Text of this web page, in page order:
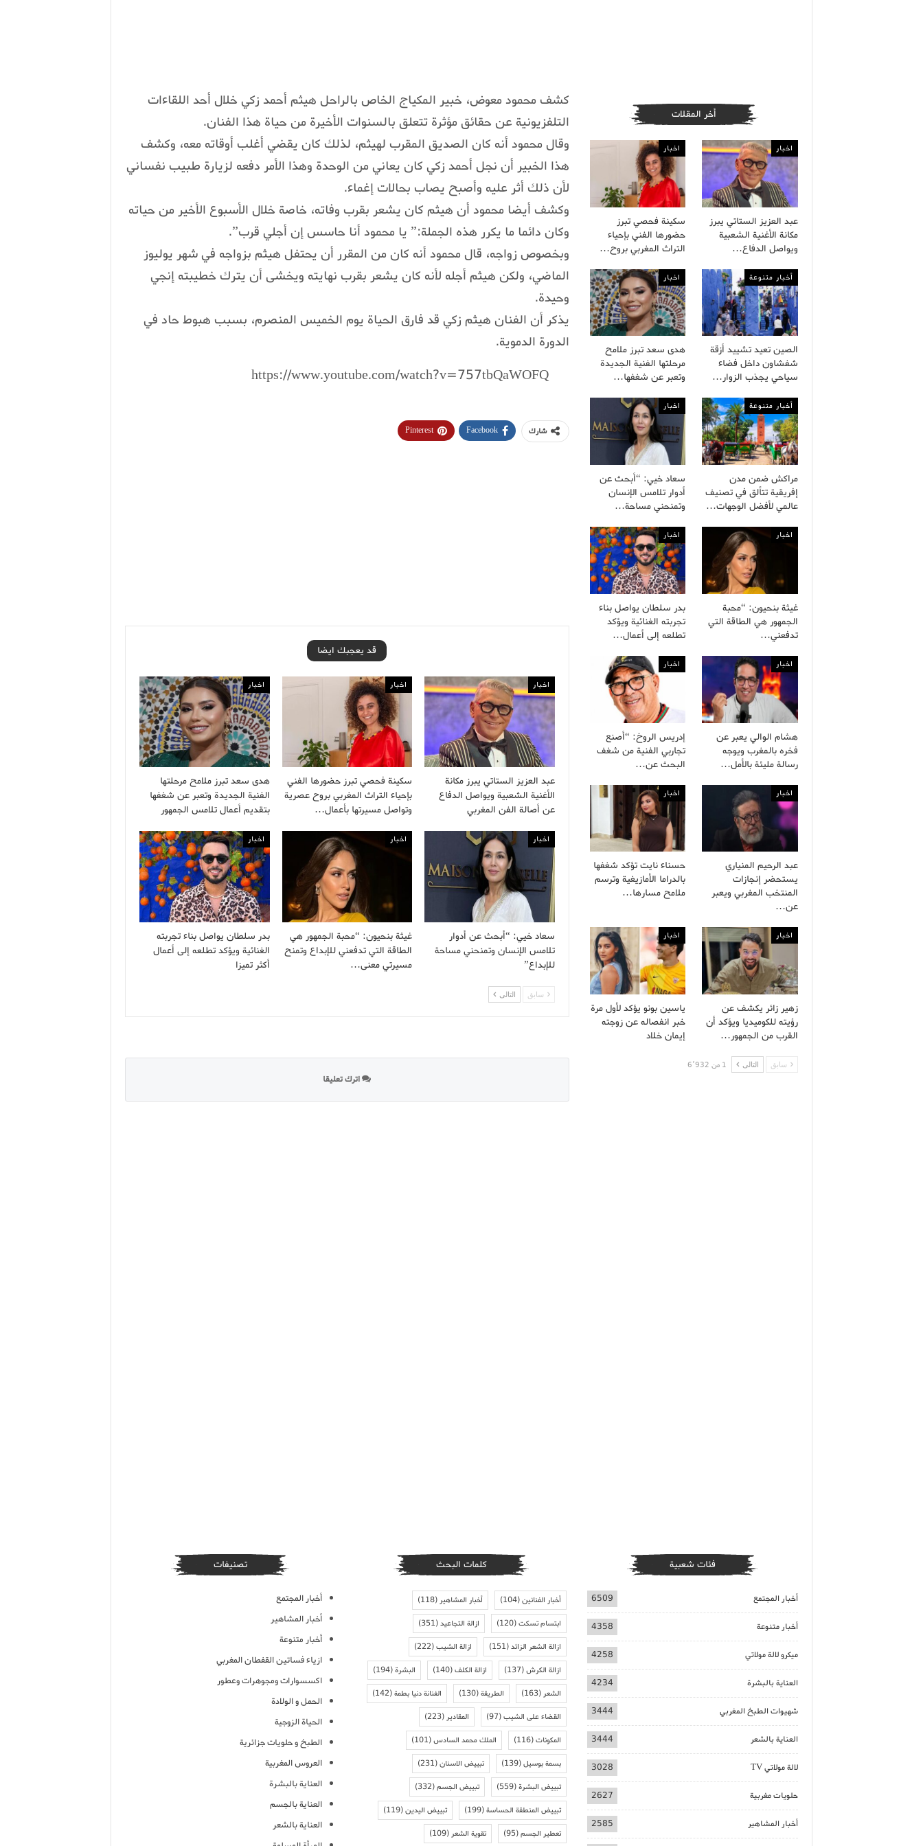
كشف محمود معوض، خبير المكياج الخاص بالراحل هيثم أحمد زكي خلال أحد اللقاءات
التلفزيونية عن حقائق مؤثرة تتعلق بالسنوات الأخيرة من حياة هذا الفنان.
وقال محمود أنه كان الصديق المقرب لهيثم، لذلك كان يقضي أغلب أوقاته معه، وكشف
هذا الخبير أن نجل أحمد زكي كان يعاني من الوحدة وهذا الأمر دفعه لزيارة طبيب نفساني
لأن ذلك أثر عليه وأصبح يصاب بحالات إغماء.
وكشف أيضا محمود أن هيثم كان يشعر بقرب وفاته، خاصة خلال الأسبوع الأخير من حياته
وكان دائما ما يكرر هذه الجملة:” يا محمود أنا حاسس إن أجلي قرب”.
وبخصوص زواجه، قال محمود أنه كان من المقرر أن يحتفل هيثم بزواجه في شهر يوليوز
الماضي، ولكن هيثم أجله لأنه كان يشعر بقرب نهايته ويخشى أن يترك خطيبته إنجي
وحيدة.
يذكر أن الفنان هيثم زكي قد فارق الحياة يوم الخميس المنصرم، بسبب هبوط حاد في
الدورة الدموية.
https://www.youtube.com/watch?v=757tbQaWOFQ
شارك Facebook
Pinterest
قد يعجبك ايضا
اخبار
عبد العزيز الستاتي يبرز مكانة
الأغنية الشعبية ويواصل الدفاع
عن أصالة الفن المغربي
اخبار
سكينة فحصي تبرز حضورها الفني
بإحياء التراث المغربي بروح عصرية
وتواصل مسيرتها بأعمال…
اخبار
هدى سعد تبرز ملامح مرحلتها
الفنية الجديدة وتعبر عن شغفها
بتقديم أعمال تلامس الجمهور
اخبار
سعاد خيي: “أبحث عن أدوار
تلامس الإنسان وتمنحني مساحة
للإبداع”
اخبار
غيثة بنحيون: “محبة الجمهور هي
الطاقة التي تدفعني للإبداع وتمنح
مسيرتي معنى…
اخبار
بدر سلطان يواصل بناء تجربته
الغنائية ويؤكد تطلعه إلى أعمال
أكثر تميزا
سابق التالى
اترك تعليقا
أخر المقلات
اخبار
عبد العزيز الستاتي يبرز
مكانة الأغنية الشعبية
ويواصل الدفاع…
اخبار
سكينة فحصي تبرز
حضورها الفني بإحياء
التراث المغربي بروح…
أخبار متنوعة
الصين تعيد تشييد أزقة
شفشاون داخل فضاء
سياحي يجذب الزوار…
اخبار
هدى سعد تبرز ملامح
مرحلتها الفنية الجديدة
وتعبر عن شغفها…
أخبار متنوعة
مراكش ضمن مدن
إفريقية تتألق في تصنيف
عالمي لأفضل الوجهات…
اخبار
سعاد خيي: “أبحث عن
أدوار تلامس الإنسان
وتمنحني مساحة…
اخبار
غيثة بنحيون: “محبة
الجمهور هي الطاقة التي
تدفعني…
اخبار
بدر سلطان يواصل بناء
تجربته الغنائية ويؤكد
تطلعه إلى أعمال…
اخبار
هشام الوالي يعبر عن
فخره بالمغرب ويوجه
رسالة مليئة بالأمل…
اخبار
إدريس الروخ: “أصنع
تجاربي الفنية من شغف
البحث عن…
اخبار
عبد الرحيم المنياري
يستحضر إنجازات
المنتخب المغربي ويعبر
عن…
اخبار
حسناء نايت تؤكد شغفها
بالدراما الأمازيغية وترسم
ملامح مسارها…
اخبار
زهير زائر يكشف عن
رؤيته للكوميديا ويؤكد أن
القرب من الجمهور…
اخبار
ياسين بونو يؤكد لأول مرة
خبر انفصاله عن زوجته
إيمان خلاد
سابق التالى 1 من 6٬932
فئات شعبية
أخبار المجتمع 6509
أخبار متنوعة 4358
ميكرو لالة مولاتي 4258
العناية بالبشرة 4234
شهيوات الطبخ المغربي 3444
العناية بالشعر 3444
لالة مولاتي TV 3028
حلويات مغربية 2627
أخبار المشاهير 2585
كلمات البحث
أخبار الفنانين(104) أخبار المشاهير(118)
ابتسام تسكت(120) ازالة التجاعيد(351)
ازالة الشعر الزائد(151) ازالة الشيب(222)
ازالة الكرش(137) ازالة الكلف(140) البشرة(194)
الشعر(163) الطريقة(130) الفنانة دنيا بطمة(142)
القضاء على الشيب(97) المقادير(223)
المكونات(116) الملك محمد السادس(101)
بسمة بوسيل(139) تبييض الاسنان(231)
تبييض البشرة(559) تبييض الجسم(332)
تبييض المنطقة الحساسة(199) تبييض اليدين(119)
تعطير الجسم(95) تقوية الشعر(109)
تصنيفات
أخبار المجتمع
أخبار المشاهير
أخبار متنوعة
ازياء فساتين القفطان المغربي
اكسسوارات ومجوهرات وعطور
الحمل و الولادة
الحياة الزوجية
الطبخ و حلويات جزائرية
العروس المغربية
العناية بالبشرة
العناية بالجسم
العناية بالشعر